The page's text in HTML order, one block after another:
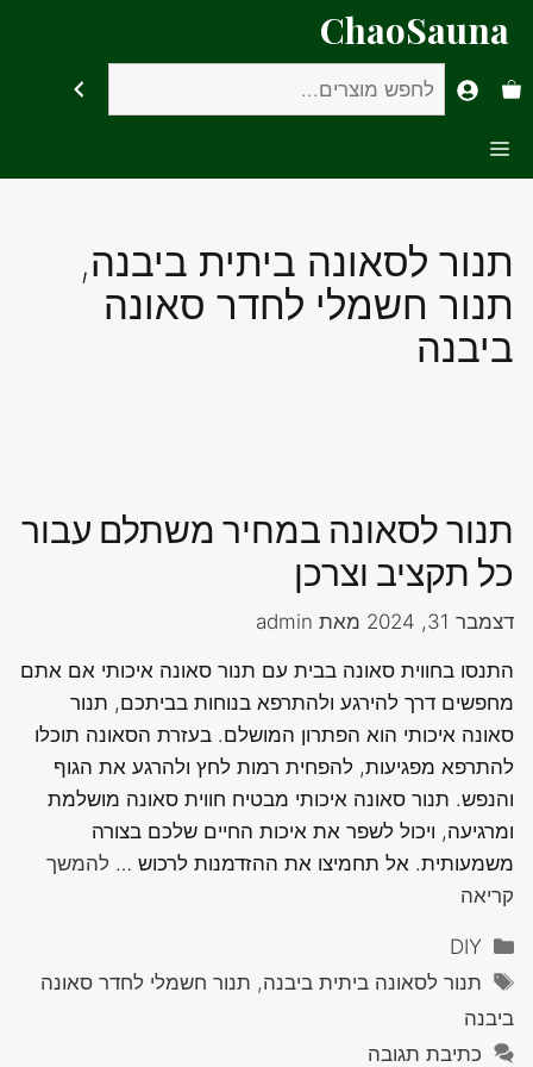
לתוכןChaoSauna
Menu
חיפוש
תנור לסאונה ביתית ביבנה,
תנור חשמלי לחדר סאונה
ביבנה
תנור לסאונה במחיר משתלם עבור
כל תקציב וצרכן
דצמבר 31, 2024 מאת admin
התנסו בחווית סאונה בבית עם תנור סאונה איכותי אם אתם
מחפשים דרך להירגע ולהתרפא בנוחות בביתכם, תנור
סאונה איכותי הוא הפתרון המושלם. בעזרת הסאונה תוכלו
להתרפא מפגיעות, להפחית רמות לחץ ולהרגע את הגוף
והנפש. תנור סאונה איכותי מבטיח חווית סאונה מושלמת
ומרגיעה, ויכול לשפר את איכות החיים שלכם בצורה
משמעותית. אל תחמיצו את ההזדמנות לרכוש … להמשך
קריאה
קטגוריות
DIY
תגיות
תנור לסאונה ביתית ביבנה, תנור חשמלי לחדר סאונה
ביבנה
כתיבת תגובה